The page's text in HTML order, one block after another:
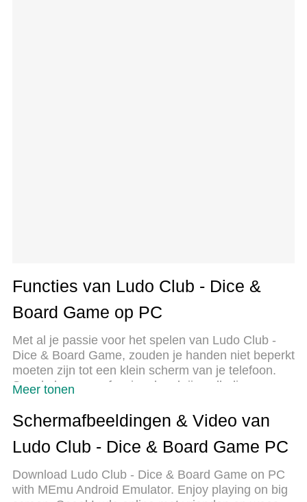
Functies van Ludo Club - Dice &
Board Game op PC
Met al je passie voor het spelen van Ludo Club -
Dice & Board Game, zouden je handen niet beperkt
moeten zijn tot een klein scherm van je telefoon.
Speel als een professional en krijg volledige
MEmu biedt je alles wat je verwacht. Download en
speel Ludo Club - Dice & Board Game op PC.
Speel zo lang als je wilt, geen beperkingen meer
De gloednieuwe MEmu 9 is de beste keuze om
Ludo Club - Dice & Board Game op PC te spelen.
Meer tonen
Schermafbeeldingen & Video van
Ludo Club - Dice & Board Game PC
Download Ludo Club - Dice & Board Game on PC
with MEmu Android Emulator. Enjoy playing on big